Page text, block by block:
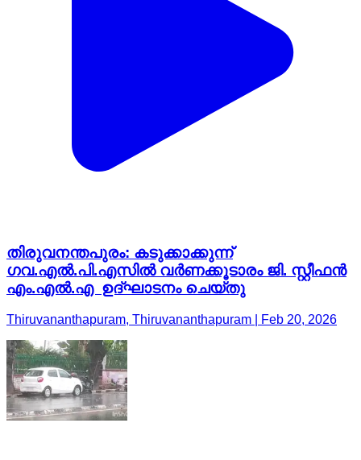
തിരുവനന്തപുരം: കടുക്കാക്കുന്ന്
ഗവ.എല്‍.പി.എസില്‍ വര്‍ണക്കൂടാരം ജി. സ്റ്റീഫന്‍
എം.എല്‍.എ ഉദ്ഘാടനം ചെയ്തു
Thiruvananthapuram, Thiruvananthapuram | Feb 20, 2026